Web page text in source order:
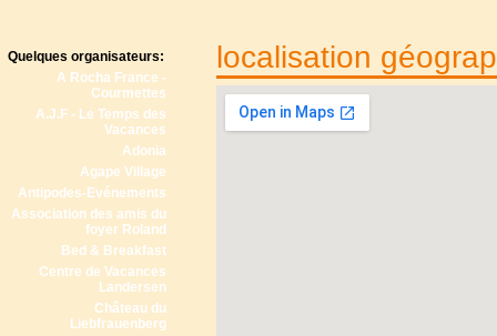
Quelques organisateurs:
A Rocha France -
Courmettes
A.J.F - Le Temps des
Vacances
Adonia
Agape Village
Antipodes-Evénements
Association des amis du
foyer Roland
Bed & Breakfast
Centre de Vacances
Landersen
Château du
Liebfrauenberg
localisation